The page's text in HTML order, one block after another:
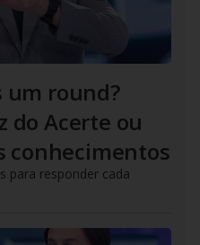
um round?
do Acerte ou
conhecimentos
para responder cada